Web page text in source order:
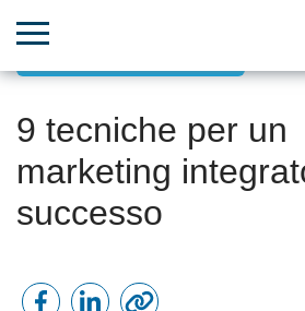
9 tecniche per un
marketing
successo